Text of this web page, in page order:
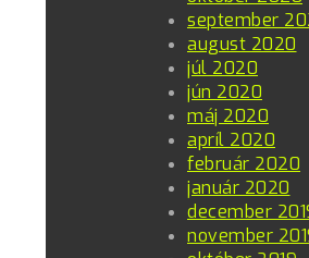
september
august 2020
júl 2020
jún 2020
máj 2020
apríl 2020
február 2020
január 2020
december
november